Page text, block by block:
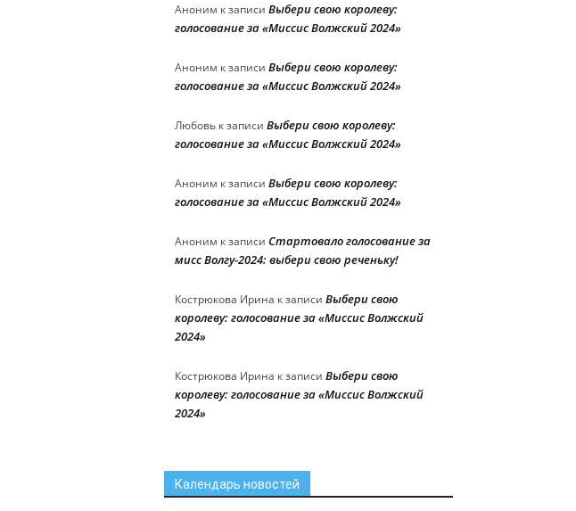
Аноним к записи Выбери свою королеву:
голосование за «Миссис Волжский 2024»
Аноним к записи Выбери свою королеву:
голосование за «Миссис Волжский 2024»
Любовь к записи Выбери свою королеву:
голосование за «Миссис Волжский 2024»
Аноним к записи Выбери свою королеву:
голосование за «Миссис Волжский 2024»
Аноним к записи Стартовало голосование за
мисс Волгу-2024: выбери свою реченьку!
Кострюкова Ирина к записи Выбери свою
королеву: голосование за «Миссис Волжский
2024»
Кострюкова Ирина к записи Выбери свою
королеву: голосование за «Миссис Волжский
2024»
Календарь новостей